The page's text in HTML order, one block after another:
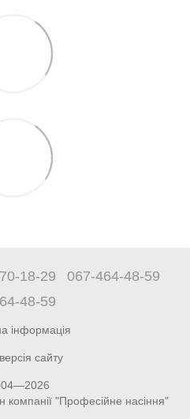
18-29
067-464-48-59
48-59
інформація
сайту
компанії "Професійне насіння"